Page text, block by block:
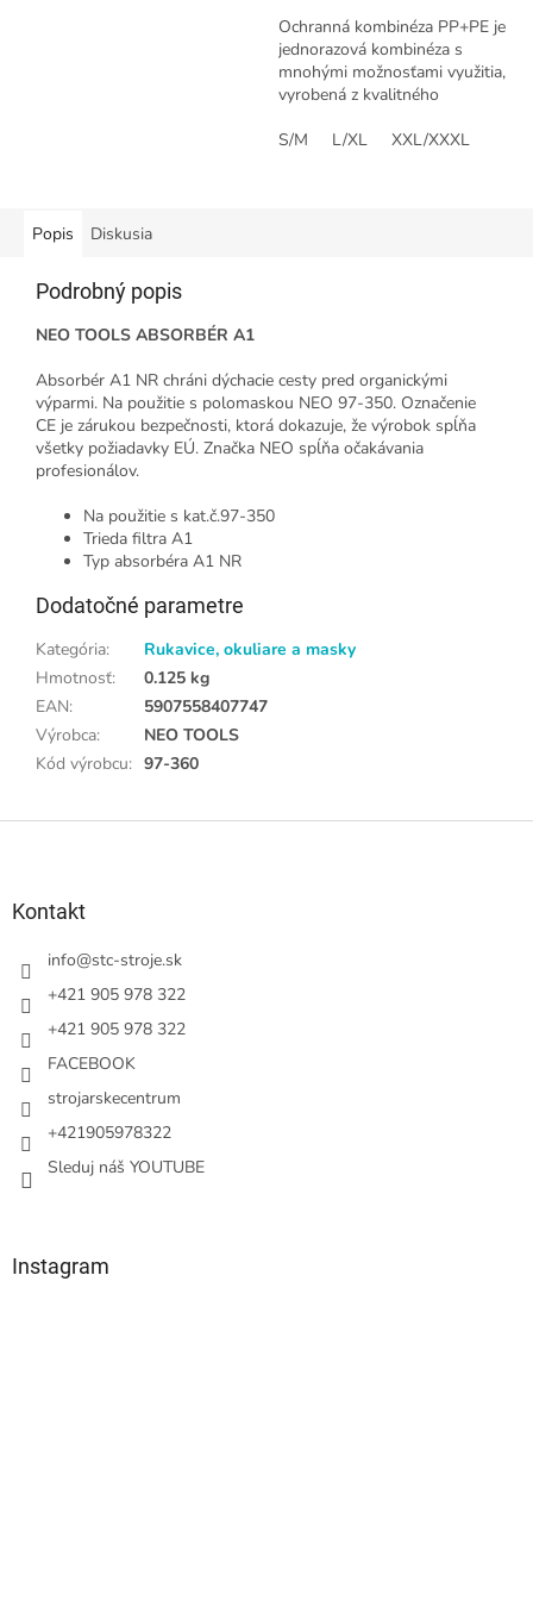
Ochranná kombinéza PP+PE je
jednorazová kombinéza s
mnohými možnosťami využitia,
vyrobená z kvalitného
polyetylénom z vonkajšej
S/M L/XL XXL/XXXL
Popis Diskusia
Podrobný popis
NEO TOOLS ABSORBÉR A1
Absorbér A1 NR chráni dýchacie cesty pred organickými
výparmi. Na použitie s polomaskou NEO 97-350. Označenie
CE je zárukou bezpečnosti, ktorá dokazuje, že výrobok spĺňa
všetky požiadavky EÚ. Značka NEO spĺňa očakávania
profesionálov.
Na použitie s kat.č.97-350
Trieda filtra A1
Typ absorbéra A1 NR
Dodatočné parametre
Kategória:
Rukavice, okuliare a masky
Hmotnosť:
0.125 kg
EAN:
5907558407747
Výrobca:
NEO TOOLS
Kód výrobcu: 97-360
Kontakt
info@stc-stroje.sk
+421 905 978 322
+421 905 978 322
FACEBOOK
strojarskecentrum
+421905978322
Sleduj náš YOUTUBE
Instagram